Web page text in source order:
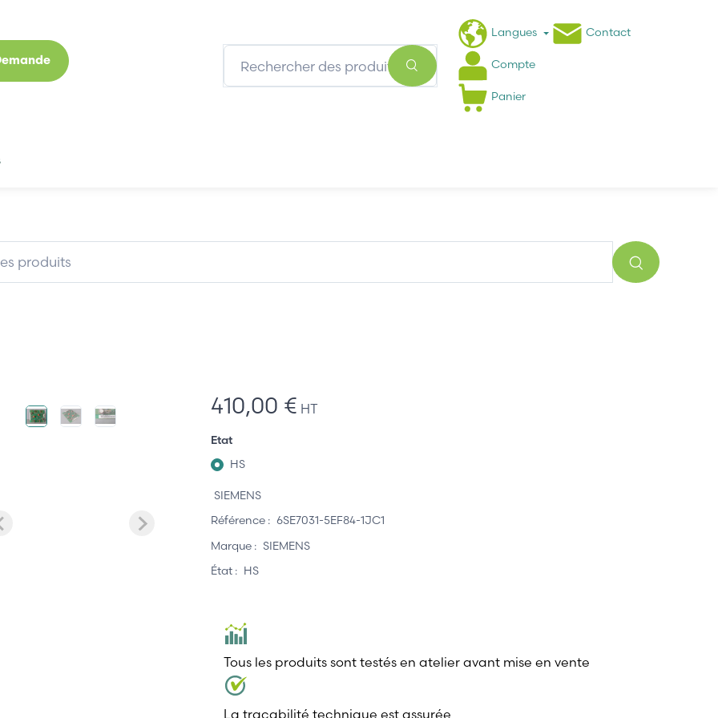
Langues Contact
Compte
Panier
410,00 € HT
Etat
HS
SIEMENS
Référence : 6SE7031-5EF84-1JC1
Marque : SIEMENS
État : HS
Tous les produits sont testés en atelier avant mise en vente
La traçabilité technique est assurée